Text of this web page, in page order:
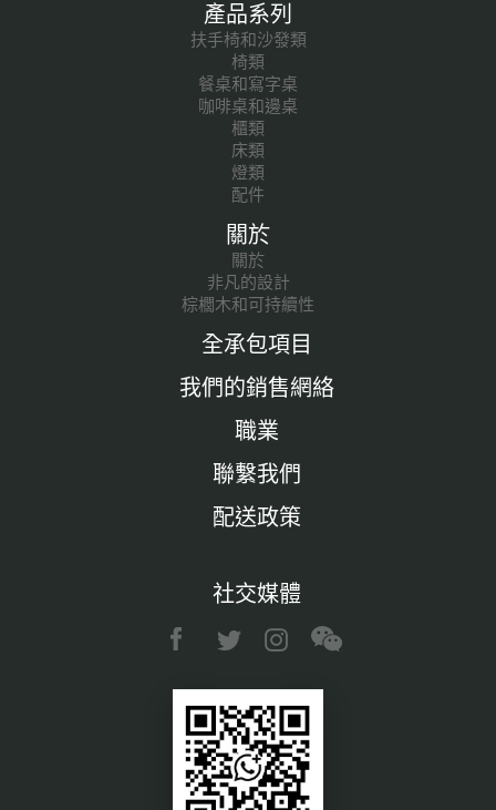
產品系列
扶手椅和沙發類
椅類
餐桌和寫字桌
咖啡桌和邊桌
櫃類
床類
燈類
配件
關於
關於
非凡的設計
棕櫚木和可持續性
全承包項目
我們的銷售網絡
職業
聯繫我們
配送政策
社交媒體